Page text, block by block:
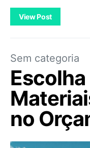
View Post
Sem categoria
no